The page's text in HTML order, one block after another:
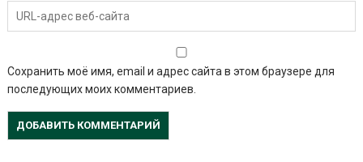
Сохранить моё имя, email и адрес сайта в этом браузере для
последующих моих комментариев.